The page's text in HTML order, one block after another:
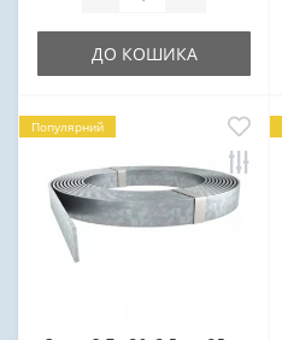
ДО КОШИКА
Популярний